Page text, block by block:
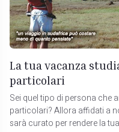
La tua vacanza
particolari
Sei quel tipo di persona che
particolari? Allora affidati a
sarà curato per rendere la